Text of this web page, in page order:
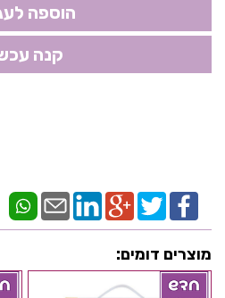
מוצרים דומים: